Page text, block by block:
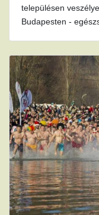
településen
Budapesten -